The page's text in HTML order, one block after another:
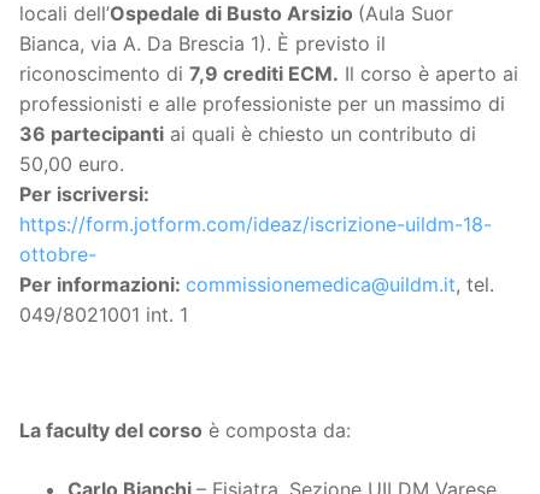
locali dell’Ospedale di Busto Arsizio (Aula Suor
Bianca, via A. Da Brescia 1). È previsto il
riconoscimento di 7,9 crediti ECM. Il corso è aperto ai
professionisti e alle professioniste per un massimo di
36 partecipanti ai quali è chiesto un contributo di
50,00 euro.
Per iscriversi:
https://form.jotform.com/ideaz/iscrizione-uildm-18-
ottobre-
Per informazioni: commissionemedica@uildm.it, tel.
049/8021001 int. 1
La faculty del corso è composta da:
Carlo Bianchi – Fisiatra, Sezione UILDM Varese